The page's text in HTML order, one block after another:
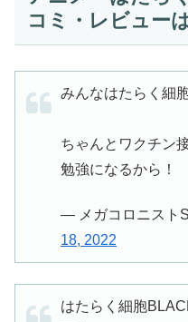
コミ・レビュー
みんなはたらく細
ちゃんとワクチン
勉強になるから！
— メガコロニスト
18, 2022
はたらく細胞